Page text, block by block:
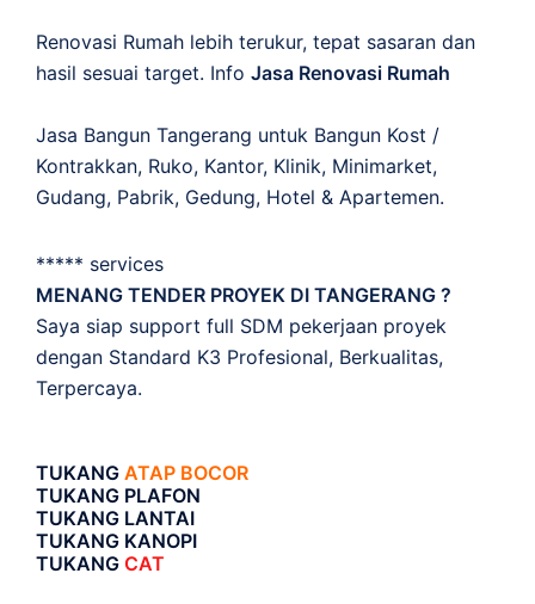
Renovasi Rumah lebih terukur, tepat sasaran dan
hasil sesuai target. Info Jasa Renovasi Rumah
Jasa Bangun Tangerang untuk Bangun Kost /
Kontrakkan, Ruko, Kantor, Klinik, Minimarket,
Gudang, Pabrik, Gedung, Hotel & Apartemen.
***** services
MENANG TENDER PROYEK DI TANGERANG ?
Saya siap support full SDM pekerjaan proyek
dengan Standard K3 Profesional, Berkualitas,
Terpercaya.
TUKANG ATAP BOCOR
TUKANG PLAFON
TUKANG LANTAI
TUKANG KANOPI
TUKANG CAT